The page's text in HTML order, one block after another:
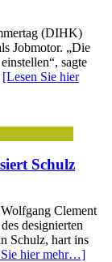
(DIHK)
Jobmotor. „Die
sagte
[Lesen Sie hier
Schulz
Clement
designierten
Schulz, hart ins
Sie hier mehr…]